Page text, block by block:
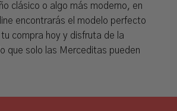
clásico o algo más moderno, en
encontrarás el modelo perfecto
compra hoy y disfruta de la
que solo las Merceditas pueden